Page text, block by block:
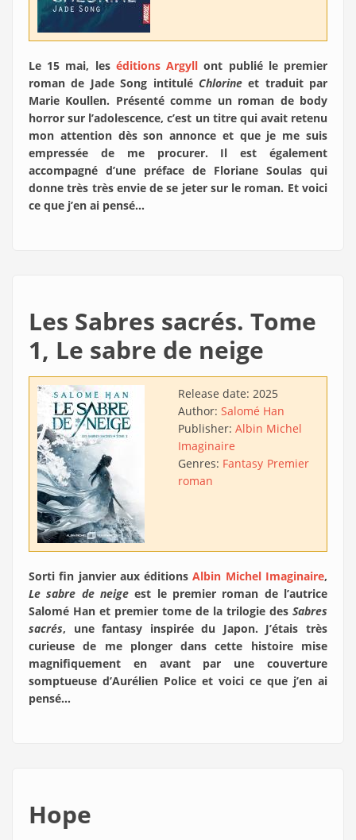
Le 15 mai, les éditions Argyll ont publié le premier
roman de Jade Song intitulé Chlorineet traduit par
Marie Koullen. Présenté comme un roman de body
horror sur l’adolescence, c’est un titre qui avait retenu
mon attention dès son annonce et que je me suis
empressée de me procurer. Il est également
accompagné d’une préface de Floriane Soulas qui
donne très très envie de se jeter sur le roman. Et voici
ce que j’en ai pensé…
Les Sabres sacrés. Tome
1, Le sabre de neige
Release date: 2025
Author: Salomé Han
Publisher: Albin Michel
Imaginaire
Genres: Fantasy Premier
roman
Sorti fin janvier aux éditionsAlbin Michel Imaginaire,
Le sabre de neige est le premier roman de l’autrice
Salomé Han et premier tome de la trilogie des Sabres
sacrés, une fantasy inspirée du Japon. J’étais très
curieuse de me plonger dans cette histoire mise
magnifiquement en avant par une couverture
somptueuse d’Aurélien Police et voici ce que j’en ai
pensé…
Hope